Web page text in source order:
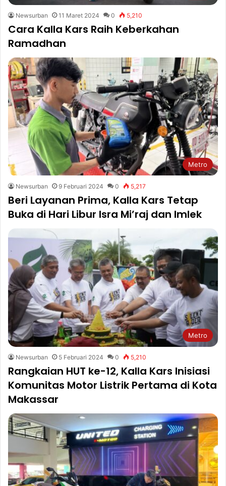
Newsurban 11 Maret 2024 0 5,210
Cara Kalla Kars Raih Keberkahan
Ramadhan
Metro
Newsurban 9 Februari 2024 0 5,217
Beri Layanan Prima, Kalla Kars Tetap
Buka di Hari Libur Isra Mi’raj dan Imlek
Metro
Newsurban 5 Februari 2024 0 5,210
Rangkaian HUT ke-12, Kalla Kars Inisiasi
Komunitas Motor Listrik Pertama di Kota
Makassar